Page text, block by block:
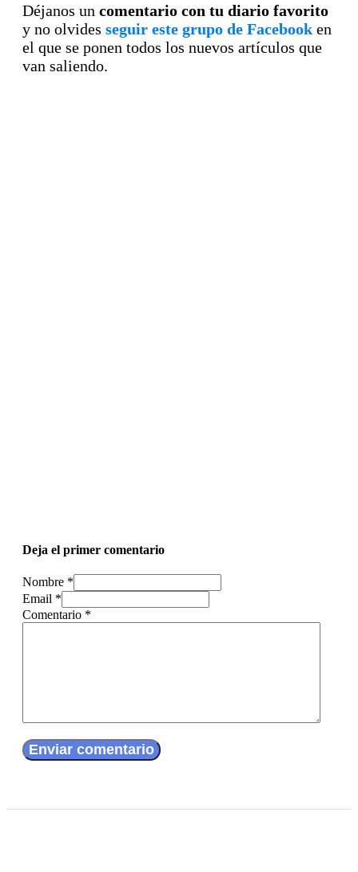
Déjanos un comentario con tu diario favorito
y no olvides seguir este grupo de Facebook en
el que se ponen todos los nuevos artículos que
van saliendo.
Deja el primer comentario
Nombre *
Email *
Comentario *